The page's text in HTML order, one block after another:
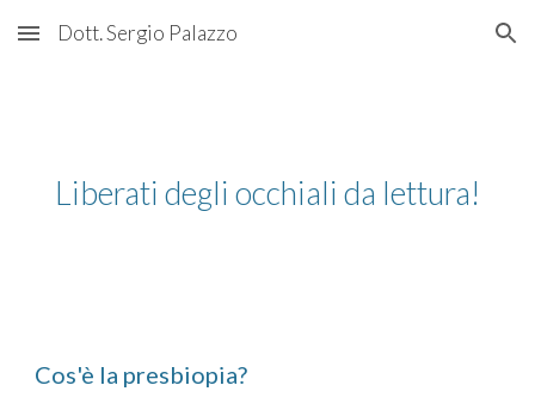
Skip to main content Skip to navigation
Dott. Sergio Palazzo
Liberati degli occhiali da lettura!
Cos'è la presbiopia?